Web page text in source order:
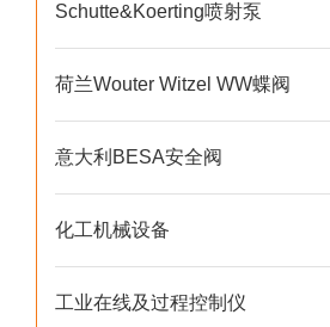
Schutte&Koerting喷射泵
荷兰Wouter Witzel WW蝶阀
意大利BESA安全阀
化工机械设备
工业在线及过程控制仪